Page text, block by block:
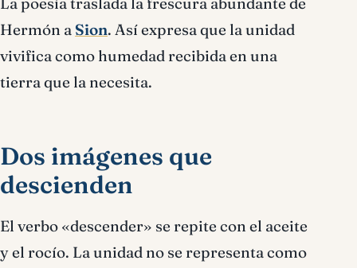
Hermón a Sion. Así expresa que la unidad
vivifica como humedad recibida en una
tierra que la necesita.
Dos imágenes que
descienden
El verbo «descender» se repite con el aceite
y el rocío. La unidad no se representa como